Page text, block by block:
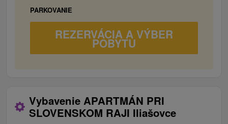
PARKOVANIE
REZERVÁCIA A VÝBER
POBYTU
Vybavenie APARTMÁN PRI
SLOVENSKOM RAJI Iliašovce